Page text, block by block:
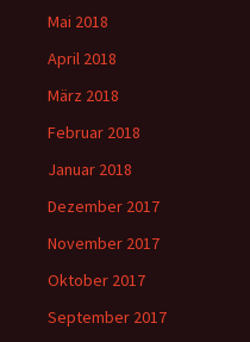
Mai 2018
April 2018
März 2018
Februar 2018
Januar 2018
Dezember 2017
November 2017
Oktober 2017
September 2017